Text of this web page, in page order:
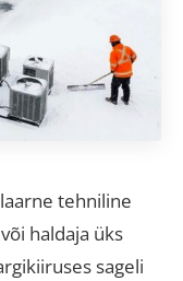
tehniline
haldaja üks
sageli